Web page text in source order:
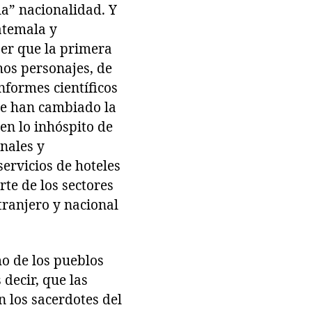
nacionalidad. Y
y
que la primera
personajes, de
científicos
han cambiado la
lo inhóspito de
y
de hoteles
de los sectores
y nacional
de los pueblos
que las
los sacerdotes del